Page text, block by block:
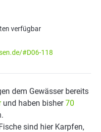
verfügbar
#D06-118
dem Gewässer bereits
und haben bisher70
sind hier Karpfen,